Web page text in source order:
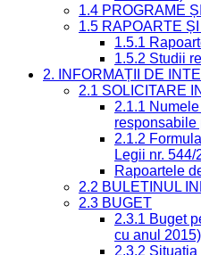
1.4 PROGRAME
1.5 RAPOARTE ȘI
1.5.1
1.5.2 Studii
2. INFORMAȚII DE
2.1 SOLICITARE
2.1.1
responsabile
2.1.2
Legii nr. 544/
Rapoartele
2.2 BULETINUL
2.3 BUGET
2.3.1 Buget
cu anul 2015)
2.3.2